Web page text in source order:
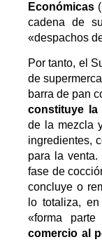
Económicas
cadena de
«despachos
Por tanto, el
de
barra de pan
constituye la
de la mezcla
ingredientes,
para la
fase de
concluye o
lo totaliza,
«forma
comercio al